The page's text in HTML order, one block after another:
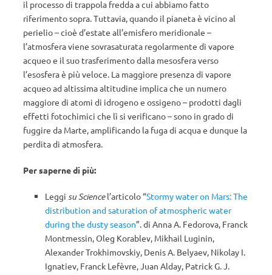
il processo di trappola fredda a cui abbiamo fatto
riferimento sopra. Tuttavia, quando il pianeta è vicino al
perielio – cioè d’estate all’emisfero meridionale –
l’atmosfera viene sovrasaturata regolarmente di vapore
acqueo e il suo trasferimento dalla mesosfera verso
l’esosfera è più veloce. La maggiore presenza di vapore
acqueo ad altissima altitudine implica che un numero
maggiore di atomi di idrogeno e ossigeno – prodotti dagli
effetti fotochimici che lì si verificano – sono in grado di
fuggire da Marte, amplificando la fuga di acqua e dunque la
perdita di atmosfera.
Per saperne di più:
Leggi su Sciencel’articolo “Stormy water on Mars: The
distribution and saturation of atmospheric water
during the dusty season”. di Anna A. Fedorova, Franck
Montmessin, Oleg Korablev, Mikhail Luginin,
Alexander Trokhimovskiy, Denis A. Belyaev, Nikolay I.
Ignatiev, Franck Lefèvre, Juan Alday, Patrick G. J.